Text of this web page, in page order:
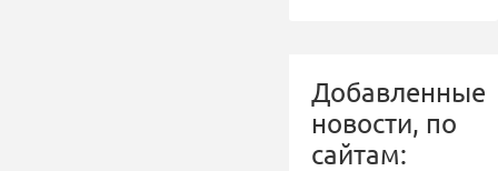
Добавленные
новости, по
сайтам: